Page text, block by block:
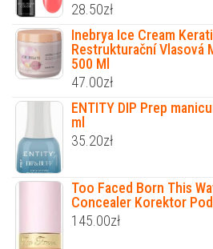
28.50zł
Inebrya Ice Cream
Restrukturační Vlasová
500 Ml
47.00zł
ENTITY DIP Prep
ml
35.20zł
Too Faced Born This
Concealer Korektor
145.00zł